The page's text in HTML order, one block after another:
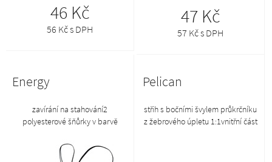
46 Kč
56 Kč s DPH
47 Kč
57 Kč s DPH
Energy
zavírání na stahování2
polyesterové šňůrky v barvě
rozíchvnitřní kapsa na zip 20 x 23
cmrozměry batohu 45 x 34 cm
Pelican
střih s bočními švylem průkrčníku
z žebrového úpletu 1:1vnitřní část